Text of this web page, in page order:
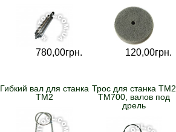
780,00грн. 120,00грн.
Гибкий вал для станка
TM2
Трос для станка TM2
TM700, валов под
дрель